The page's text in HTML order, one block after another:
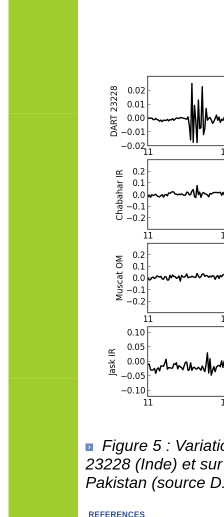
Figure 5 :
23228 (Inde) et
Pakistan (source
REFERENCES